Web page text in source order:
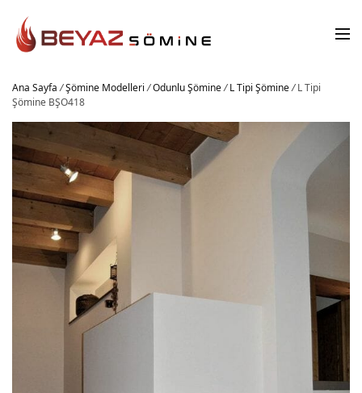
Ana Sayfa /Şömine Modelleri /Odunlu Şömine/ L Tipi Şömine/L Tipi
Şömine BŞO418